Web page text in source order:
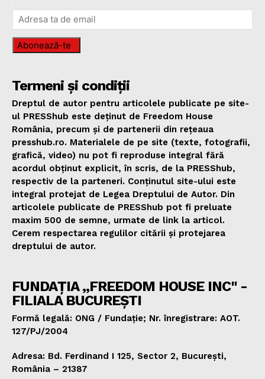
Abonează-te
Termeni și condiții
Dreptul de autor pentru articolele publicate pe site-
ul PRESShub este deținut de Freedom House
România, precum și de partenerii din rețeaua
presshub.ro. Materialele de pe site (texte, fotografii,
grafică, video) nu pot fi reproduse integral fără
acordul obținut explicit, în scris, de la PRESShub,
respectiv de la parteneri. Conținutul site-ului este
integral protejat de Legea Dreptului de Autor. Din
articolele publicate de PRESShub pot fi preluate
maxim 500 de semne, urmate de link la articol.
Cerem respectarea regulilor citării și protejarea
dreptului de autor.
FUNDAȚIA „FREEDOM HOUSE INC" -
FILIALA BUCUREȘTI
Formă legală: ONG / Fundație; Nr. înregistrare: AOT.
127/PJ/2004
Adresa: Bd. Ferdinand I 125, Sector 2, București,
România – 21387